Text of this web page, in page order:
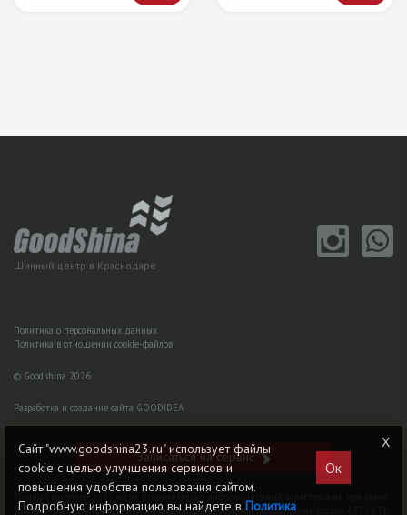
Шинный центр в Краснодаре
Политика о персональных данных
Политика в отношении cookie-файлов
© Goodshina 2026
Разработка и создание сайта GOODIDEA
Записаться на сервис
Данный интернет-сайт носит исключительно информационный характер и ни при каких
условиях не является публичной офертой, определяемой положениями статьи 437 (2) ГK
Сайт "www.goodshina23.ru" использует файлы
cookie с целью улучшения сервисов и
повышения удобства пользования сайтом.
Подробную информацию вы найдете вПолитика
Ок